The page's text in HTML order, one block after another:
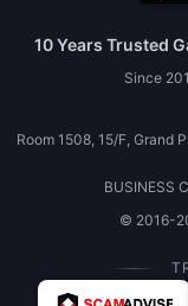
10 Years Trusted
Since
Room 1508, 15/F, Grand
BUSINESS
© 2016-